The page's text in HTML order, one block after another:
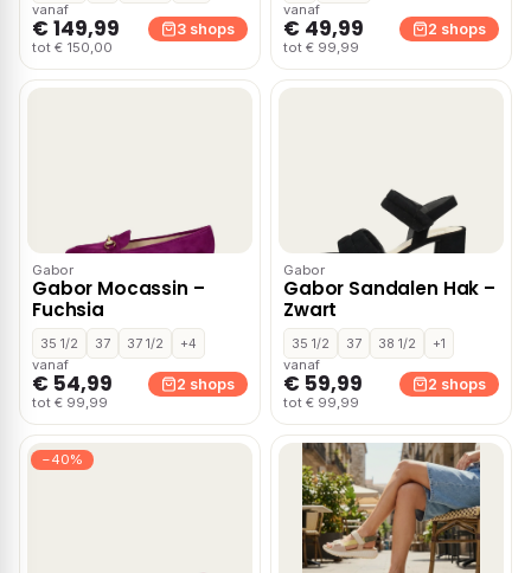
vanaf
€ 149,99
tot € 150,00
3 shops
vanaf
€ 49,99
tot € 99,99
2 shops
Gabor
Gabor Mocassin –
Fuchsia
35 1/2 37 37 1/2
+4
vanaf
€ 54,99
tot € 99,99
2 shops
Gabor
Gabor Sandalen Hak –
Zwart
35 1/2 37 38 1/2
+1
vanaf
€ 59,99
tot € 99,99
2 shops
−40%